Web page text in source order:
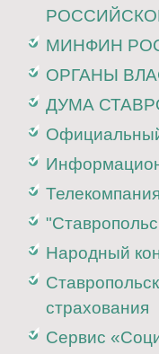
МИНФИН
ОРГАНЫ
ДУМА
Народный
страхования
Cервис